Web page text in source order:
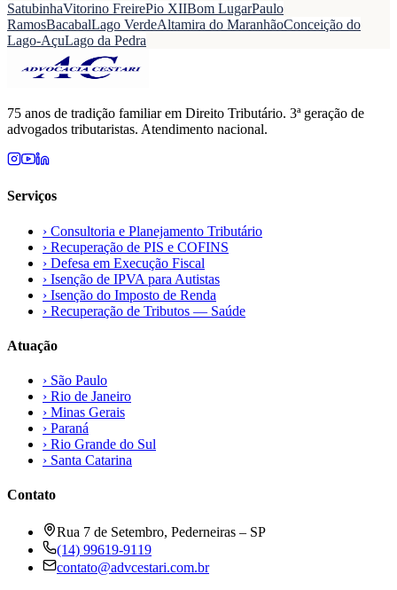
SatubinhaVitorino FreirePio XIIBom LugarPaulo
RamosBacabalLago VerdeAltamira do MaranhãoConceição do
Lago-AçuLago da Pedra
75 anos de tradição familiar em Direito Tributário. 3ª geração de
advogados tributaristas. Atendimento nacional.
Serviços
› Consultoria e Planejamento Tributário
› Recuperação de PIS e COFINS
› Defesa em Execução Fiscal
› Isenção de IPVA para Autistas
› Isenção do Imposto de Renda
› Recuperação de Tributos — Saúde
Atuação
› São Paulo
› Rio de Janeiro
› Minas Gerais
› Paraná
› Rio Grande do Sul
› Santa Catarina
Contato
Rua 7 de Setembro, Pederneiras – SP
(14) 99619-9119
contato@advcestari.com.br